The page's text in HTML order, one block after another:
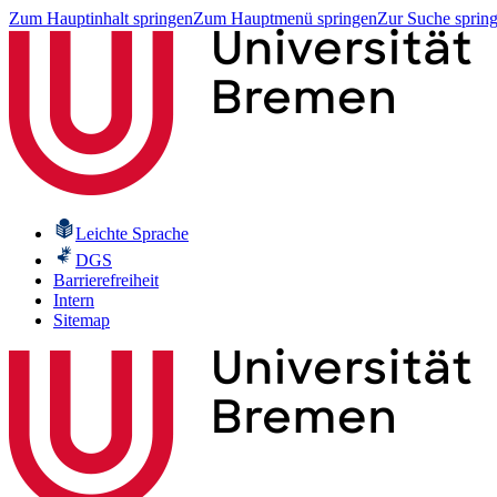
Zum Hauptinhalt springenZum Hauptmenü springenZur Suche
Leichte Sprache
DGS
Barrierefreiheit
Intern
Sitemap